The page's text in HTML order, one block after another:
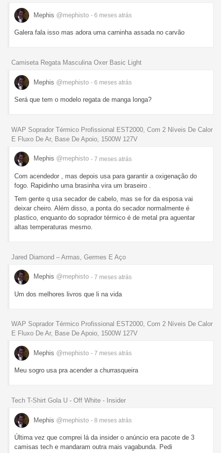
Mephis @mephisto - 6 meses atrás
Galera fala isso mas adora uma carninha assada no carvão
Camiseta Regata Masculina Oxer Basic Light
Mephis @mephisto - 6 meses atrás
Será que tem o modelo regata de manga longa?
WAP Soprador Térmico Profissional EST2000, Com 2 Níveis De Calor
E Fluxo De Ar, Base De Apoio, 1500W 127V
Mephis @mephisto - 7 meses atrás
Com acendedor , mas depois usa para garantir a oxigenação do
fogo. Rapidinho uma brasinha vira um braseiro .
Tem gente q usa secador de cabelo, mas se for da esposa vai
deixar cheiro. Além disso, a ponta do secador normalmente é
plastico, enquanto do soprador térmico é de metal pra aguentar
altas temperaturas mesmo.
Jared Diamond – Armas, Germes E Aço
Mephis @mephisto - 7 meses atrás
Um dos melhores livros que li na vida
WAP Soprador Térmico Profissional EST2000, Com 2 Níveis De Calor
E Fluxo De Ar, Base De Apoio, 1500W 127V
Mephis @mephisto - 7 meses atrás
Meu sogro usa pra acender a churrasqueira
Tech T-Shirt Gola U - Off White - Insider
Mephis @mephisto - 8 meses atrás
Última vez que comprei lá da insider o anúncio era pacote de 3
camisas tech e mandaram outra mais vagabunda. Pedi